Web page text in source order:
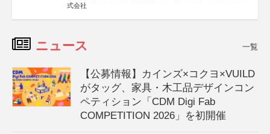
式会社
ニュース 一覧
【公募情報】カインズ×コクヨ×VUILD
がタッグ、家具・木工品デザインコン
ペティション「CDM Digi Fab
COMPETITION 2026」を初開催